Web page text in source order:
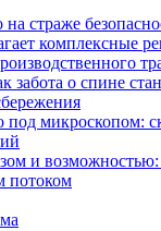
на страже
комплексные
забота о спине
под микроскопом:
и
потоком